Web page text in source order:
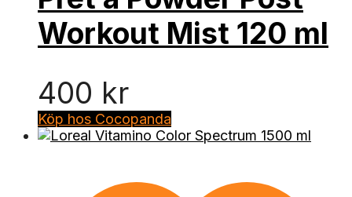
Workout Mist 120 ml
400 kr
Köp hos Cocopanda